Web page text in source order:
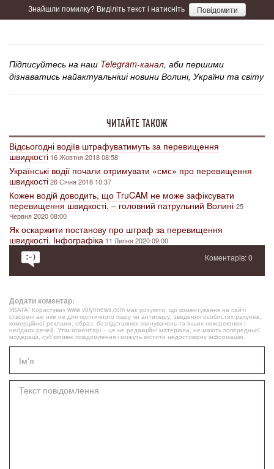
Знайшли помилку? Виділіть текст і натисніть Повідомити
Підписуйтесь на наш Telegram-канал, аби першими
дізнаватись найактуальніші новини Волині, України та світу
ЧИТАЙТЕ ТАКОЖ
Відсьогодні водіїв штрафуватимуть за перевищення
швидкості 16 Жовтня 2018 08:58
Українські водії почали отримувати «смс» про перевищення
швидкості26 Січня 2018 10:37
Кожен водій доводить, що TruCAM не може зафіксувати
перевищення швидкості, – головний патрульний Волині25
Червня 2020 08:00
Як оскаржити постанову про штраф за перевищення
швидкості. Інфографіка 11 Липня 2020 09:00
Коментарів: 0
Додати коментар:
УВАГА! Користувач www.volynnews.com має розуміти, що коментування на сайті
створені аж ніяк не для політичного піару чи антипіару, зведення особистих рахунків,
комерційної реклами, образ, безпідставних звинувачень та інших некоректних і
негідних речей. Утім коментарі – це не редакційні матеріали, не мають попередньої
модерації, суб’єктивні повідомлення і можуть містити недостовірну інформацію.